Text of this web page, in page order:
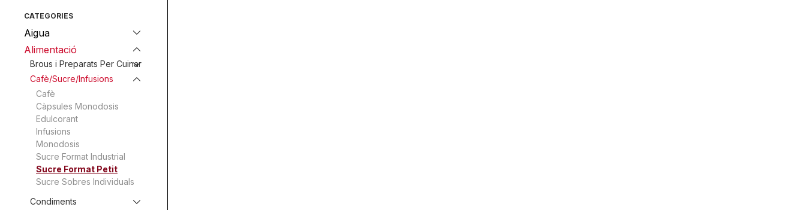
CATEGORIES
Aigua
Alimentació
Brous i Preparats Per Cuinar
Cafè/Sucre/Infusions
Cafè
Càpsules Monodosis
Edulcorant
Infusions
Monodosis
Sucre Format Industrial
Sucre Format Petit
Sucre Sobres Individuals
Condiments